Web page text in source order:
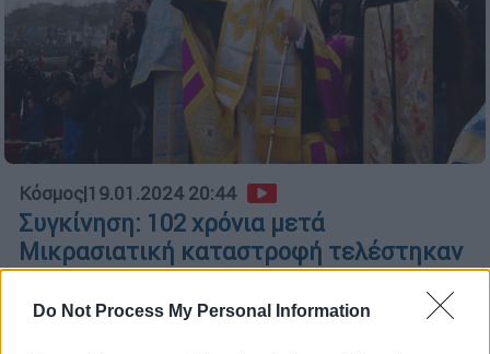
Do Not Process My Personal Information
Κόσμος|19.01.2024 20:44
Συγκίνηση: 102 χρόνια μετά
Μικρασιατική καταστροφή τελέστηκαν
με λαμπρότητα τα Θεοφάνεια στην
Τρίγλια